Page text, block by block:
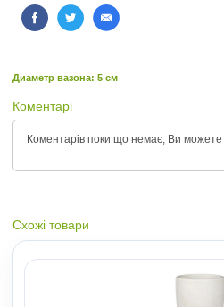
Диаметр вазона: 5 см
Коментарі
Коментарів поки що немає, Ви можете
Схожі товари